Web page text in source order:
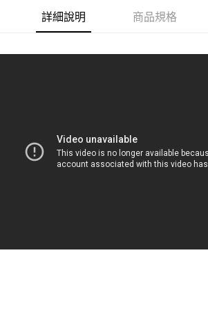
詳細說明 商品規格